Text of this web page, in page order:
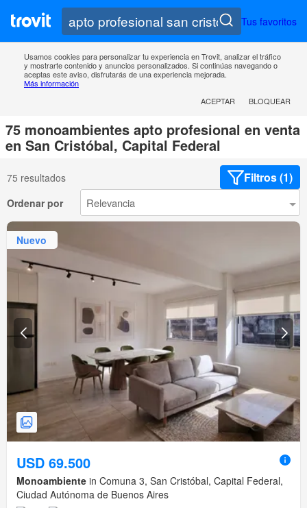
Tus favoritos
Usamos cookies para personalizar tu experiencia en Trovit, analizar el tráfico
y mostrarte contenido y anuncios personalizados. Si continúas navegando o
aceptas este aviso, disfrutarás de una experiencia mejorada.
Más información
ACEPTAR
BLOQUEAR
75 monoambientes apto profesional en venta
en San Cristóbal, Capital Federal
75 resultados Filtros (1)
Ordenar por
Nuevo
USD 69.500
Monoambiente in Comuna 3, San Cristóbal, Capital Federal,
Ciudad Autónoma de Buenos Aires